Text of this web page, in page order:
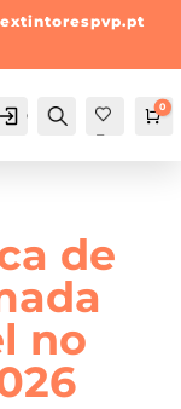
Conta
Pesquisa
Fav
0
de
no